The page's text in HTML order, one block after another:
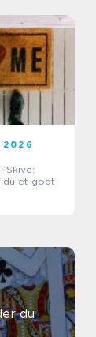
Skive:
du et godt